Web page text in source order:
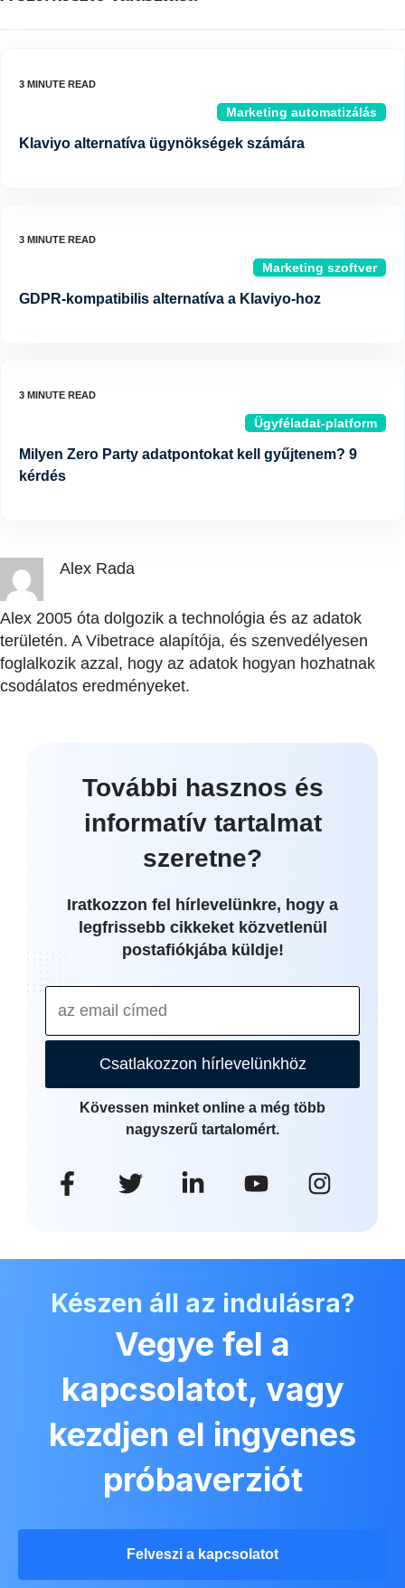
Marketing automatizálás
Klaviyo alternatíva ügynökségek számára
Marketing szoftver
GDPR-kompatibilis alternatíva a Klaviyo-hoz
Ügyféladat-platform
Milyen Zero Party adatpontokat kell gyűjtenem? 9
kérdés
Alex Rada
Alex 2005 óta dolgozik a technológia és az adatok
területén. A Vibetrace alapítója, és szenvedélyesen
foglalkozik azzal, hogy az adatok hogyan hozhatnak
csodálatos eredményeket.
További hasznos és
informatív tartalmat
szeretne?
Iratkozzon fel hírlevelünkre, hogy a
legfrissebb cikkeket közvetlenül
postafiókjába küldje!
Csatlakozzon hírlevelünkhöz
Kövessen minket online a még több
nagyszerű tartalomért.
Készen áll az indulásra?
Vegye fel a
kapcsolatot, vagy
kezdjen el ingyenes
próbaverziót
Felveszi a kapcsolatot